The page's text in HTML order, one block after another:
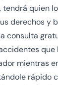
quien
derechos y
consulta
mientras
rápido